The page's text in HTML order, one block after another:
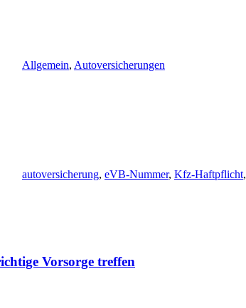
Allgemein, Autoversicherungen
autoversicherung, eVB-Nummer, Kfz-Haftpflicht,
Vorsorge treffen